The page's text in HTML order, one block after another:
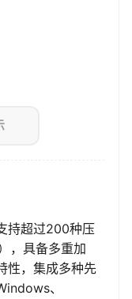
持超过200种压
，具备多重加
性，集成多种先
、